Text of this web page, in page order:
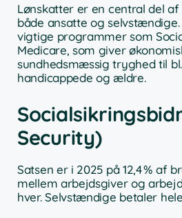
Lønskatter er en central del
både ansatte og
vigtige programmer som
Medicare, som giver
sundhedsmæssig tryghed til
handicappede og ældre.
Security)
Satsen er i 2025 på 12,4 % af
mellem arbejdsgiver og
hver. Selvstændige betaler